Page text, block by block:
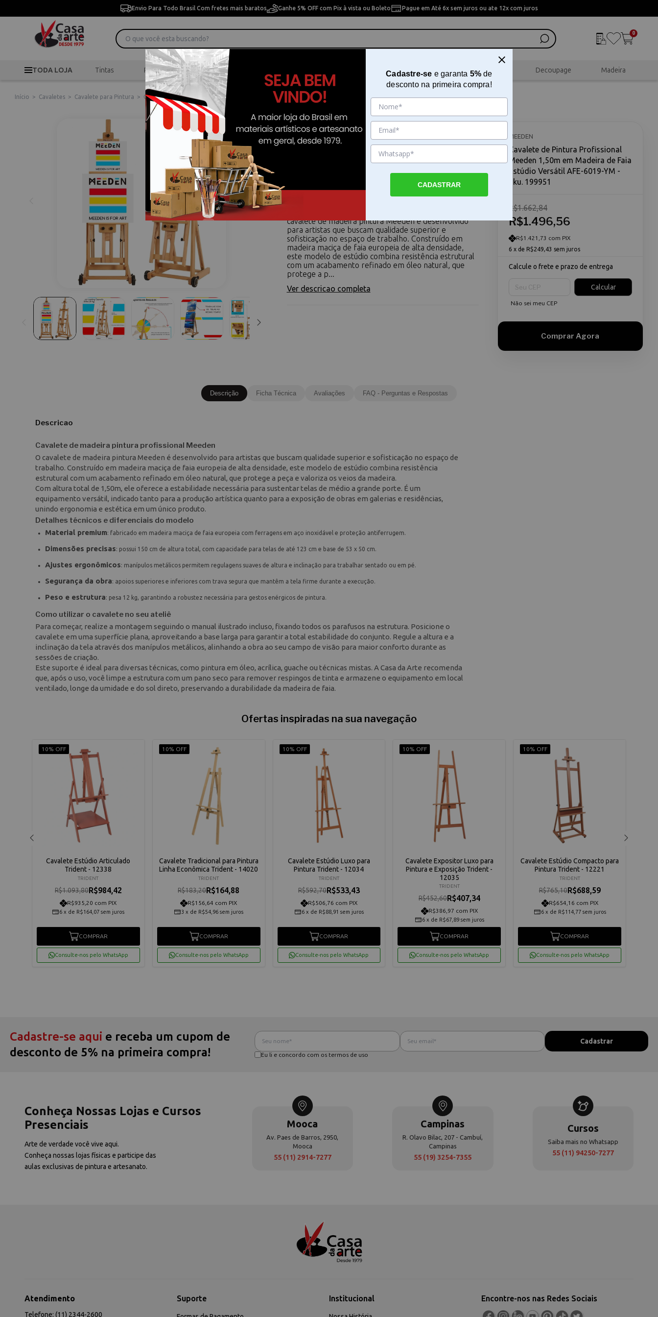
Envio Para Todo Brasil Com fretes mais baratos Ganhe 5% OFF com Pix à vista ou Boleto Pague em Até 6x sem juros ou ate 12x com juros
0
TODA LOJA Tintas Pincéis Desenho Pintura Artesanal Scrapbook Decoupage Madeira
Início > Cavaletes > Cavalete para Pintura > Cavalete de Pintura Profissional Meeden 1,50m em Madeira de Faia Estúdio Versátil AFE-6019-YM
Cavalete de Pintura Profissional Meeden
1,50m em Madeira de Faia Estúdio
Versátil AFE-6019-YM
cavalete de madeira pintura Meeden é desenvolvido
para artistas que buscam qualidade superior e
sofisticação no espaço de trabalho. Construído em
madeira maciça de faia europeia de alta densidade,
este modelo de estúdio combina resistência estrutural
com um acabamento refinado em óleo natural, que
protege a p...
Ver descricao completa
MEEDEN
Cavalete de Pintura Profissional
Meeden 1,50m em Madeira de Faia
Estúdio Versátil AFE-6019-YM -
Sku. 199951
R$1.496,56
R$1.662,84
R$1.421,73 com PIX
6 x de R$249,43 sem juros
Calcule o frete e prazo de entrega
Calcular
Não sei meu CEP
Descrição Ficha Técnica Avaliações FAQ - Perguntas e Respostas
Descricao
Cavalete de madeira pintura profissional Meeden
O cavalete de madeira pintura Meeden é desenvolvido para artistas que buscam qualidade superior e sofisticação no espaço de
trabalho. Construído em madeira maciça de faia europeia de alta densidade, este modelo de estúdio combina resistência
estrutural com um acabamento refinado em óleo natural, que protege a peça e valoriza os veios da madeira.
Com altura total de 1,50m, ele oferece a estabilidade necessária para sustentar telas de médio a grande porte. É um
equipamento versátil, indicado tanto para a produção artística quanto para a exposição de obras em galerias e residências,
unindo ergonomia e estética em um único produto.
Detalhes técnicos e diferenciais do modelo
Material premium: fabricado em madeira maciça de faia europeia com ferragens em aço inoxidável e proteção antiferrugem.
Dimensões precisas: possui 150 cm de altura total, com capacidade para telas de até 123 cm e base de 53 x 50 cm.
Ajustes ergonômicos: manípulos metálicos permitem regulagens suaves de altura e inclinação para trabalhar sentado ou em pé.
Segurança da obra: apoios superiores e inferiores com trava segura que mantêm a tela firme durante a execução.
Peso e estrutura: pesa 12 kg, garantindo a robustez necessária para gestos enérgicos de pintura.
Como utilizar o cavalete no seu ateliê
Para começar, realize a montagem seguindo o manual ilustrado incluso, fixando todos os parafusos na estrutura. Posicione o
cavalete em uma superfície plana, aproveitando a base larga para garantir a total estabilidade do conjunto. Regule a altura e a
inclinação da tela através dos manípulos metálicos, alinhando a obra ao seu campo de visão para maior conforto durante as
sessões de criação.
Este suporte é ideal para diversas técnicas, como pintura em óleo, acrílica, guache ou técnicas mistas. A Casa da Arte recomenda
que, após o uso, você limpe a estrutura com um pano seco para remover respingos de tinta e armazene o equipamento em local
ventilado, longe da umidade e do sol direto, preservando a durabilidade da madeira de faia.
Ofertas inspiradas na sua navegação
10% OFF
Cavalete Estúdio Articulado
Trident - 12338
TRIDENT
R$1.093,80R$984,42
R$935,20 com PIX
6 x de R$164,07 sem juros
COMPRAR
Consulte-nos pelo WhatsApp
10% OFF
Cavalete Tradicional para Pintura
Linha Econômica Trident - 14020
TRIDENT
R$183,20R$164,88
R$156,64 com PIX
3 x de R$54,96 sem juros
COMPRAR
Consulte-nos pelo WhatsApp
10% OFF
Cavalete Estúdio Luxo para
Pintura Trident - 12034
TRIDENT
R$592,70R$533,43
R$506,76 com PIX
6 x de R$88,91 sem juros
COMPRAR
Consulte-nos pelo WhatsApp
10% OFF
Cavalete Expositor Luxo para
Pintura e Exposição Trident -
12035
TRIDENT
R$452,60R$407,34
R$386,97 com PIX
6 x de R$67,89 sem juros
COMPRAR
Consulte-nos pelo WhatsApp
10% OFF
Cavalete Estúdio Compacto para
Pintura Trident - 12221
TRIDENT
R$765,10R$688,59
R$654,16 com PIX
6 x de R$114,77 sem juros
COMPRAR
Consulte-nos pelo WhatsApp
Cadastre-se aqui e receba um cupom de
desconto de 5% na primeira compra!
Eu li e concordo com os termos de uso
Conheça Nossas Lojas e Cursos
Presenciais
Arte de verdade você vive aqui.
Conheça nossas lojas físicas e participe das
aulas exclusivas de pintura e artesanato.
Mooca
Av. Paes de Barros, 2950,
Mooca
55 (11) 2914-7277
Campinas
R. Olavo Bilac, 207 - Cambuí,
Campinas
55 (19) 3254-7355
Cursos
Saiba mais no Whatsapp
55 (11) 94250-7277
Atendimento
Telefone: (11) 2344-2600
Suporte Institucional Encontre-nos nas Redes Sociais
Cadastre-se e garanta 5%de
desconto na primeira compra!
CADASTRAR